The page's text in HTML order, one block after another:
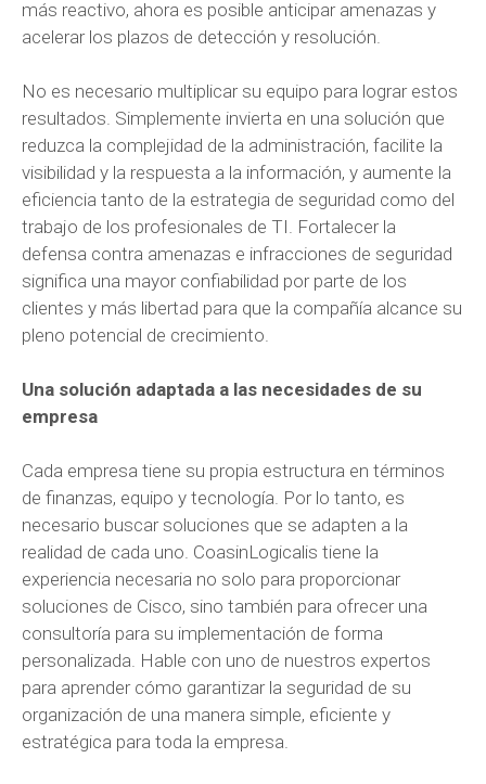
más reactivo, ahora es posible anticipar amenazas y
acelerar los plazos de detección y resolución.
No es necesario multiplicar su equipo para lograr estos
resultados. Simplemente invierta en una solución que
reduzca la complejidad de la administración, facilite la
visibilidad y la respuesta a la información, y aumente la
eficiencia tanto de la estrategia de seguridad como del
trabajo de los profesionales de TI. Fortalecer la
defensa contra amenazas e infracciones de seguridad
significa una mayor confiabilidad por parte de los
clientes y más libertad para que la compañía alcance su
pleno potencial de crecimiento.
Una solución adaptada a las necesidades de su
empresa
Cada empresa tiene su propia estructura en términos
de finanzas, equipo y tecnología. Por lo tanto, es
necesario buscar soluciones que se adapten a la
realidad de cada uno. CoasinLogicalis tiene la
experiencia necesaria no solo para proporcionar
soluciones de Cisco, sino también para ofrecer una
consultoría para su implementación de forma
personalizada. Hable con uno de nuestros expertos
para aprender cómo garantizar la seguridad de su
organización de una manera simple, eficiente y
estratégica para toda la empresa.